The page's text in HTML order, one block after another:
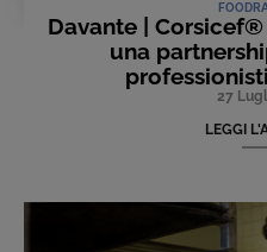
FOOD
Davante |
una
27
LEGGI